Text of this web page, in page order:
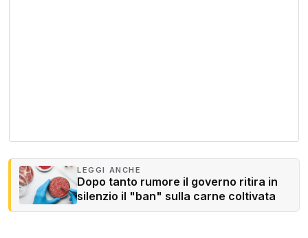
LEGGI ANCHE
Dopo tanto rumore il governo ritira in
silenzio il "ban" sulla carne coltivata